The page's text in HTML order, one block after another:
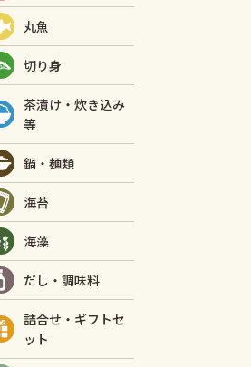
丸魚
切り身
茶漬け・炊き込み
等
鍋・麺類
海苔
海藻
だし・調味料
詰合せ・ギフトセ
ット